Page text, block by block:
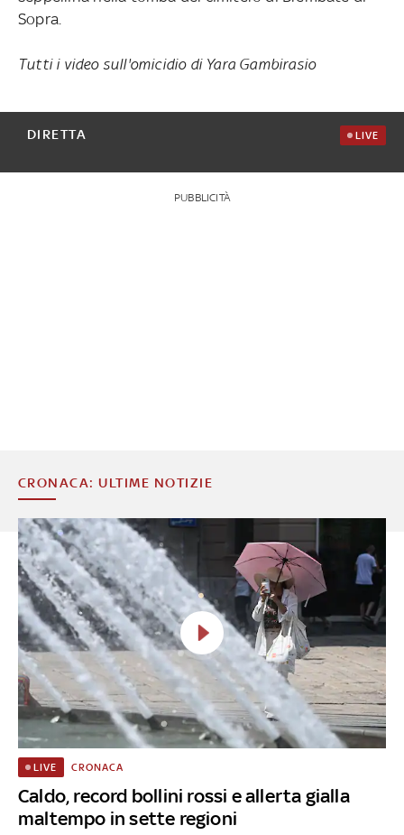
Sopra.
Tutti i video sull'omicidio di Yara Gambirasio
DIRETTA LIVE
PUBBLICITÀ
CRONACA: ULTIME NOTIZIE
Caldo, record bollini rossi e allerta gialla
maltempo in sette regioni
LIVE CRONACA